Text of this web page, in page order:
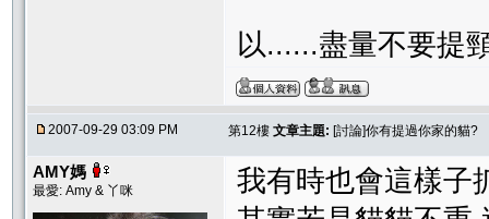
以......盡量不要提
2007-09-29 03:09 PM 第12樓 文章主題: [討論]你有提過你家的貓?
AMY媽
最愛: Amy & 丫咪
我有時也會這樣子